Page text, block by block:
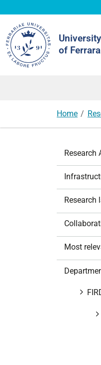
University
of Ferrara
Site
Home
Research
Research
Most